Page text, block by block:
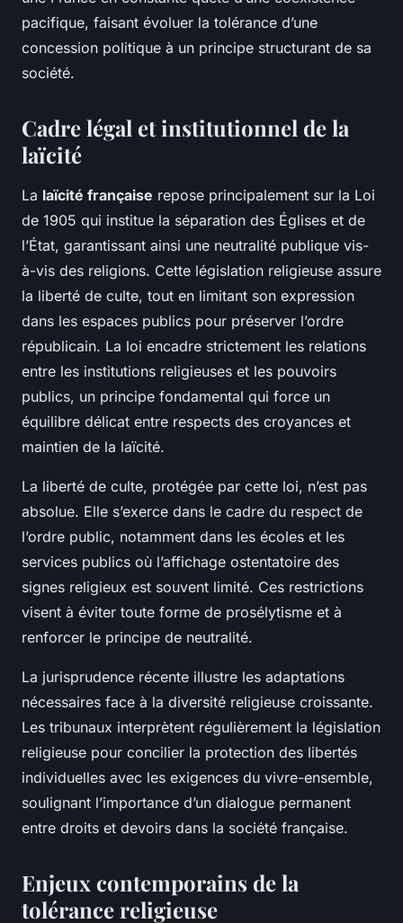
pacifique, faisant évoluer la tolérance d’une
concession politique à un principe structurant de sa
société.
Cadre légal et institutionnel de la
laïcité
La laïcité française repose principalement sur la Loi
de 1905 qui institue la séparation des Églises et de
l’État, garantissant ainsi une neutralité publique vis-
à-vis des religions. Cette législation religieuse assure
la liberté de culte, tout en limitant son expression
dans les espaces publics pour préserver l’ordre
républicain. La loi encadre strictement les relations
entre les institutions religieuses et les pouvoirs
publics, un principe fondamental qui force un
équilibre délicat entre respects des croyances et
maintien de la laïcité.
La liberté de culte, protégée par cette loi, n’est pas
absolue. Elle s’exerce dans le cadre du respect de
l’ordre public, notamment dans les écoles et les
services publics où l’affichage ostentatoire des
signes religieux est souvent limité. Ces restrictions
visent à éviter toute forme de prosélytisme et à
renforcer le principe de neutralité.
La jurisprudence récente illustre les adaptations
nécessaires face à la diversité religieuse croissante.
Les tribunaux interprètent régulièrement la législation
religieuse pour concilier la protection des libertés
individuelles avec les exigences du vivre-ensemble,
soulignant l’importance d’un dialogue permanent
entre droits et devoirs dans la société française.
Enjeux contemporains de la
tolérance religieuse